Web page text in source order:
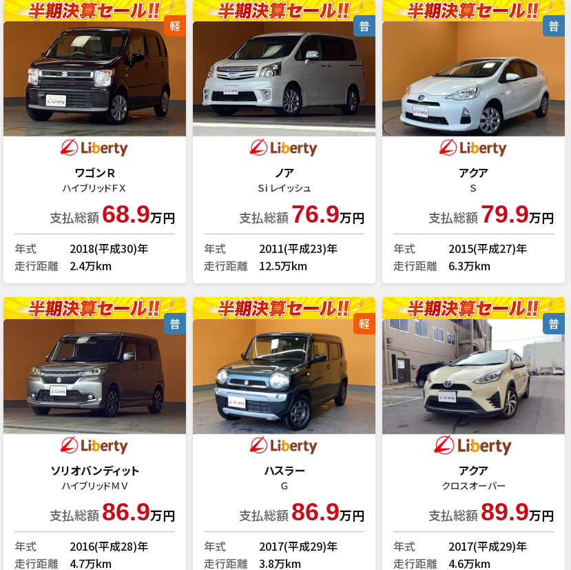
軽
ワゴンＲ
ハイブリッドＦＸ
支払総額 68.9万円
年式
2018(平成30)年
走行距離
2.4万km
普
ノア
Ｓi レイッシュ
支払総額 76.9万円
年式
2011(平成23)年
走行距離
12.5万km
普
アクア
Ｓ
支払総額 79.9万円
年式
2015(平成27)年
走行距離
6.3万km
普
ソリオバンディット
ハイブリッドＭＶ
支払総額 86.9万円
年式
2016(平成28)年
走行距離
4.7万km
軽
ハスラー
Ｇ
支払総額 86.9万円
年式
2017(平成29)年
走行距離
3.8万km
普
アクア
クロスオーバー
支払総額 89.9万円
年式
2017(平成29)年
走行距離
4.6万km